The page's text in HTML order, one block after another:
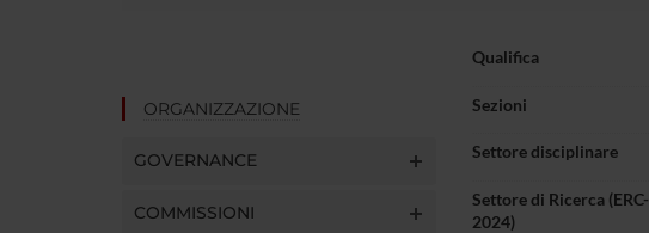
ORGANIZZAZIONE
GOVERNANCE
COMMISSIONI
Qualifica
Sezioni
Settore disciplinare
Settore di Ricerca (ERC-
2024)